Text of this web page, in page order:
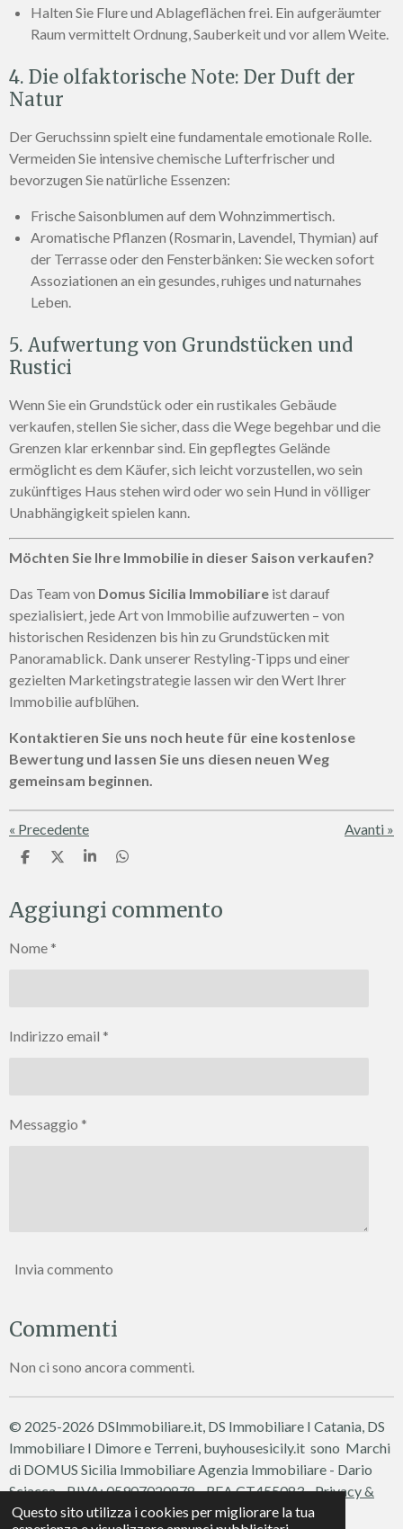
Questo sito utilizza i cookies per migliorare la tua
Halten Sie Flure und Ablageflächen frei. Ein aufgeräumter
Raum vermittelt Ordnung, Sauberkeit und vor allem Weite.
4. Die olfaktorische Note: Der Duft der
Natur
Der Geruchssinn spielt eine fundamentale emotionale Rolle.
Vermeiden Sie intensive chemische Lufterfrischer und
bevorzugen Sie natürliche Essenzen:
Frische Saisonblumen auf dem Wohnzimmertisch.
Aromatische Pflanzen (Rosmarin, Lavendel, Thymian) auf
der Terrasse oder den Fensterbänken: Sie wecken sofort
Assoziationen an ein gesundes, ruhiges und naturnahes
Leben.
5. Aufwertung von Grundstücken und
Rustici
Wenn Sie ein Grundstück oder ein rustikales Gebäude
verkaufen, stellen Sie sicher, dass die Wege begehbar und die
Grenzen klar erkennbar sind. Ein gepflegtes Gelände
ermöglicht es dem Käufer, sich leicht vorzustellen, wo sein
zukünftiges Haus stehen wird oder wo sein Hund in völliger
Unabhängigkeit spielen kann.
Möchten Sie Ihre Immobilie in dieser Saison verkaufen?
Das Team von Domus Sicilia Immobiliare ist darauf
spezialisiert, jede Art von Immobilie aufzuwerten – von
historischen Residenzen bis hin zu Grundstücken mit
Panoramablick. Dank unserer Restyling-Tipps und einer
gezielten Marketingstrategie lassen wir den Wert Ihrer
Immobilie aufblühen.
Kontaktieren Sie uns noch heute für eine kostenlose
Bewertung und lassen Sie uns diesen neuen Weg
gemeinsam beginnen.
« Precedente Avanti »
C
d
i
i
C
d
i
C
d
i
C
d
i
Aggiungi commento
Nome *
Indirizzo email *
Messaggio *
Invia commento
Commenti
Non ci sono ancora commenti.
© 2025-2026 DSImmobiliare.it, DS Immobiliare I Catania, DS
Immobiliare I Dimore e Terreni, buyhousesicily.it sono Marchi
di DOMUS Sicilia ImmobiliareAgenzia Immobiliare - Dario
Sciacca - P.IVA: 05907020878 - REA CT455083 -Privacy &
Cookie Policy